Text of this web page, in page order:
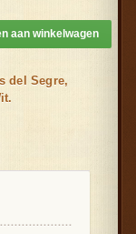
aan winkelwagen
del Segre